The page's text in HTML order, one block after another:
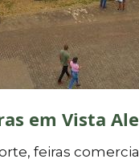
em Vista
feiras